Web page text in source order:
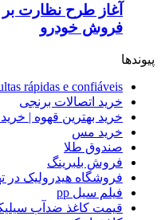
آغاز طرح نظارت
فروش خودرو
پیوندها
rápidas e confiáveis
خرید اتصالات برنجی
خرید بهترین قهوه |
خرید مس
صندوق طلا
فروش بلبرینگ
فروشگاه هیدرولیک در
فیلم سیل pp
قیمت کاغذ ضدآب